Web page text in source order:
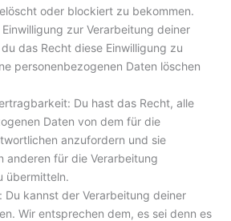
oder blockiert zu bekommen.
zur Verarbeitung deiner
das Recht diese Einwilligung zu
personenbezogenen Daten löschen
Du hast das Recht, alle
Daten von dem für die
anzufordern und sie
anderen für die Verarbeitung
übermitteln.
Du kannst der Verarbeitung deiner
Wir entsprechen dem, es sei denn es